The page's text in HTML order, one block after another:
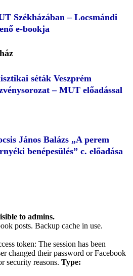
Székházában – Locsmándi
e-bookja
séták Veszprém
– MUT előadással
János Balázs „A perem
benépesülés” c. előadása
to admins.
posts. Backup cache in use.
token: The session has been
changed their password or Facebook
security reasons. Type: